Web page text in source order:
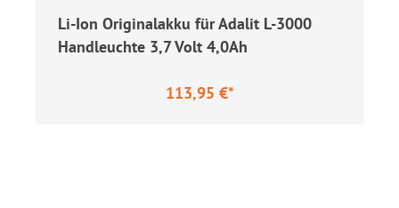
Li-Ion Originalakku für Adalit L-3000
Handleuchte 3,7 Volt 4,0Ah
113,95 €*